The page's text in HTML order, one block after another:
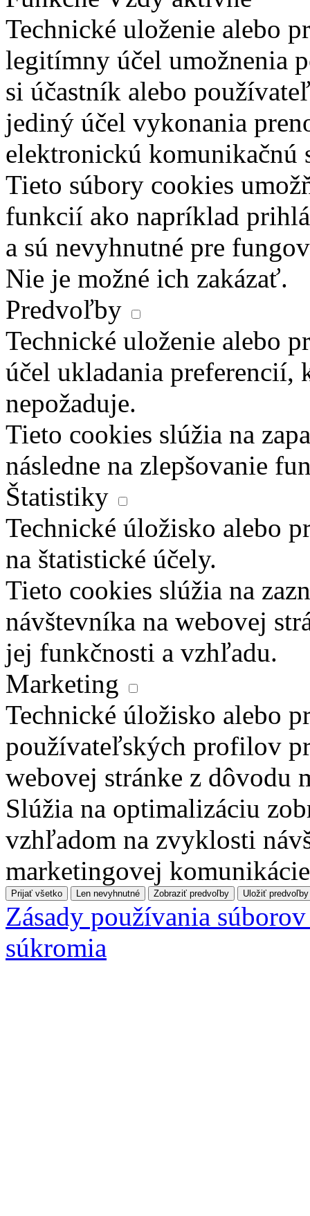
Technické uloženie alebo
legitímny účel umožnenia
si účastník alebo
jediný účel vykonania
elektronickú komunikačnú
Tieto súbory cookies
funkcií ako napríklad
a sú nevyhnutné pre
Nie je možné ich zakázať.
Predvoľby
Technické uloženie alebo
účel ukladania preferencií,
nepožaduje.
Tieto cookies slúžia na
následne na zlepšovanie
Štatistiky
Technické úložisko alebo
na štatistické účely.
Tieto cookies slúžia na
návštevníka na webovej
jej funkčnosti a vzhľadu.
Marketing
Technické úložisko alebo
používateľských profilov
webovej stránke z dôvodu
Slúžia na optimalizáciu
vzhľadom na zvyklosti
marketingovej
Prijať všetko Len nevyhnutné Zobraziť predvoľby Uložiť predvoľby
Zásady používania
súkromia